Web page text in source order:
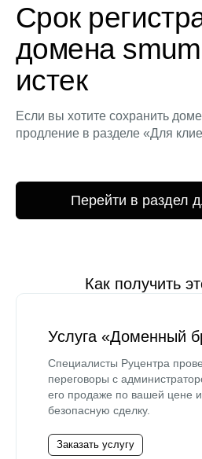
Срок
домена
истек
Если вы хотите сохранить
продление в разделе «Для
Перейти в раздел
Как получить
Услуга «Доменный
Специалисты Руцентра
переговоры с
его продаже по вашей цене
безопасную сделку.
Заказать услугу